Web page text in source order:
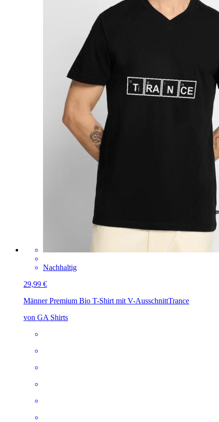
Nachhaltig
29,99 €
Männer Premium Bio T-Shirt mit V-AusschnittTrance
von GA Shirts